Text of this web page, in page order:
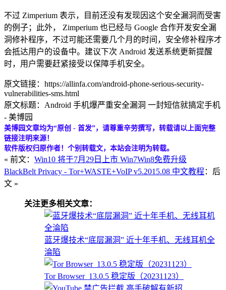
不过 Zimperium 表示，目前还没有发现因这个安全漏洞而受害
的例子；此外， Zimperium 也已经与 Google 合作开发安全漏
洞修补程序，不过可能还需要几个月的时间，安全修补程序才
会抵达用户的设备中。建议下次 Android 发送系统更新提醒
时，用户需要赶紧接受以保障手机安全。
原文链接：https://allinfa.com/android-phone-serious-security-
vulnerabilities-sms.html
原文标题：Android 手机爆严重安全漏洞 一封短信就搞定手机
- 美博园
美博园文章均为“原创 - 首发”，请尊重辛劳撰写，转载请以上面完整
链接注明来源！
软件版权归原作者！个别转载文，本站会注明为转载。
« 前文： Win10 将于7月29日上市 Win7Win8免费升级
BlackBelt Privacy - Tor+WASTE+VoIP v5.2015.08 中文教程 ：后
文 »
关注更多相关文章：
蓝牙爆技术“底层漏洞” 近十年手机、无线耳机全
淪陷
Tor Browser_13.0.5 稳定版（20231123）